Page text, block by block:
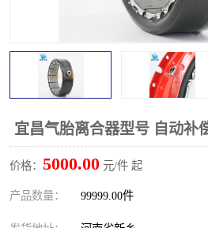
宜昌气胎离合器型号 自动补
价格： 5000.00 元/件 起
产品数量： 99999.00件